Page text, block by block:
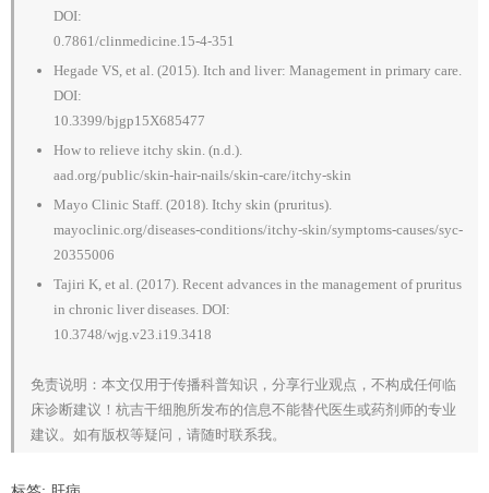
DOI:
0.7861/clinmedicine.15-4-351
Hegade VS, et al. (2015). Itch and liver: Management in primary care.
DOI:
10.3399/bjgp15X685477
How to relieve itchy skin. (n.d.).
aad.org/public/skin-hair-nails/skin-care/itchy-skin
Mayo Clinic Staff. (2018). Itchy skin (pruritus).
mayoclinic.org/diseases-conditions/itchy-skin/symptoms-causes/syc-
20355006
Tajiri K, et al. (2017). Recent advances in the management of pruritus
in chronic liver diseases. DOI:
10.3748/wjg.v23.i19.3418
免责说明：本文仅用于传播科普知识，分享行业观点，不构成任何临
床诊断建议！杭吉干细胞所发布的信息不能替代医生或药剂师的专业
建议。如有版权等疑问，请随时联系我。